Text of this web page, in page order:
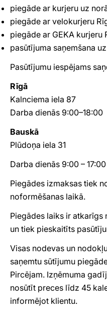
piegāde ar kurjeru uz
piegāde ar velokurjeru
piegāde ar GEKA kurjeru
pasūtījuma saņemšana
Pasūtījumu iespējams
Rīgā
Kalnciema iela 87
Darba dienās 9:00–18:00
Bauskā
Plūdoņa iela 31
Darba dienās 9:00 – 17:00
Piegādes izmaksas tiek
noformēšanas laikā.
Piegādes laiks ir
un tiek pieskaitīts
Visas nodevas un
saņemtu sūtījumu
Pircējam. Izņēmuma
nosūtīt preces līdz 45
informējot klientu.